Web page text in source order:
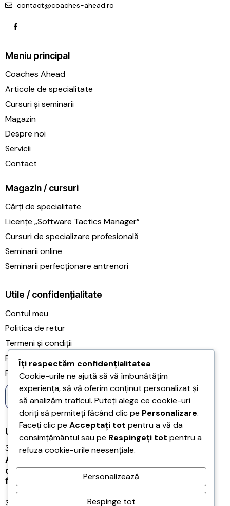
contact@coaches-ahead.ro
Meniu principal
Coaches Ahead
Articole de specialitate
Cursuri și seminarii
Magazin
Despre noi
Servicii
Contact
Magazin / cursuri
Cărți de specialitate
Licențe „Software Tactics Manager”
Cursuri de specializare profesională
Seminarii online
Seminarii perfecționare antrenori
Utile / confidențialitate
Contul meu
Politica de retur
Termeni și condiții
Politica de confidențialitate
Politica de cookie-uri
Ultimele articole
31/07/2026
Acreditarea Școlii Postliceale CRSSE Timișoara
confirmă legalitatea și calitatea programului de
formare a antrenorilor
31/07/2026
Îți respectăm confidențialitatea
Cookie-urile ne ajută să vă îmbunătățim
experiența, să vă oferim conținut personalizat și
să analizăm traficul. Puteți alege ce cookie-uri
doriți să permiteți făcând clic pe Personalizare.
Faceți clic pe Acceptați tot pentru a vă da
consimțământul sau pe Respingeți tot pentru a
refuza cookie-urile neesențiale.
Personalizează
Respinge tot